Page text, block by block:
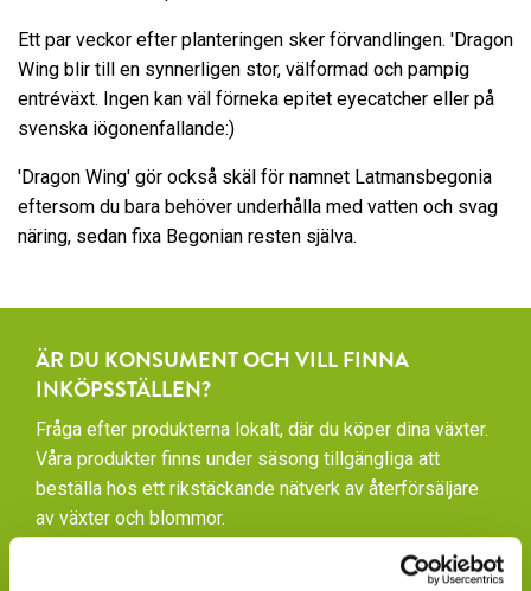
Ett par veckor efter planteringen sker förvandlingen. 'Dragon
Wing blir till en synnerligen stor, välformad och pampig
entréväxt. Ingen kan väl förneka epitet eyecatcher eller på
svenska iögonenfallande:)
'Dragon Wing' gör också skäl för namnet Latmansbegonia
eftersom du bara behöver underhålla med vatten och svag
näring, sedan fixa Begonian resten själva.
ÄR DU KONSUMENT OCH VILL FINNA
INKÖPSSTÄLLEN?
Fråga efter produkterna lokalt, där du köper dina växter.
Våra produkter finns under säsong tillgängliga att
beställa hos ett rikstäckande nätverk av återförsäljare
av växter och blommor.
GARDENCENTER: Blomsterlandet, Granngården,